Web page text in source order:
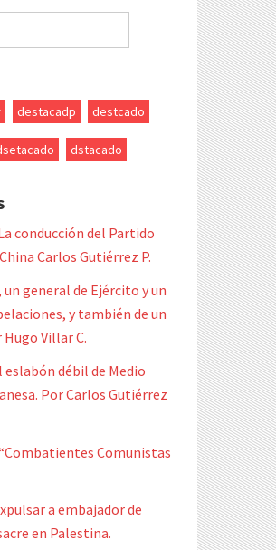
destacadp destcado
dstacado
conducción del Partido
Carlos Gutiérrez P.
general de Ejército y un
y también de un
Villar C.
débil de Medio
Por Carlos Gutiérrez
Comunistas
a embajador de
en Palestina.